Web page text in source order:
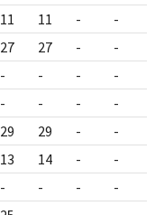
11 11 - -
27 27 - -
- - - -
- - - -
29 29 - -
13 14 - -
- - - -